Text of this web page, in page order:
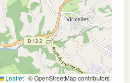
Leaflet | © OpenStreetMap contributors